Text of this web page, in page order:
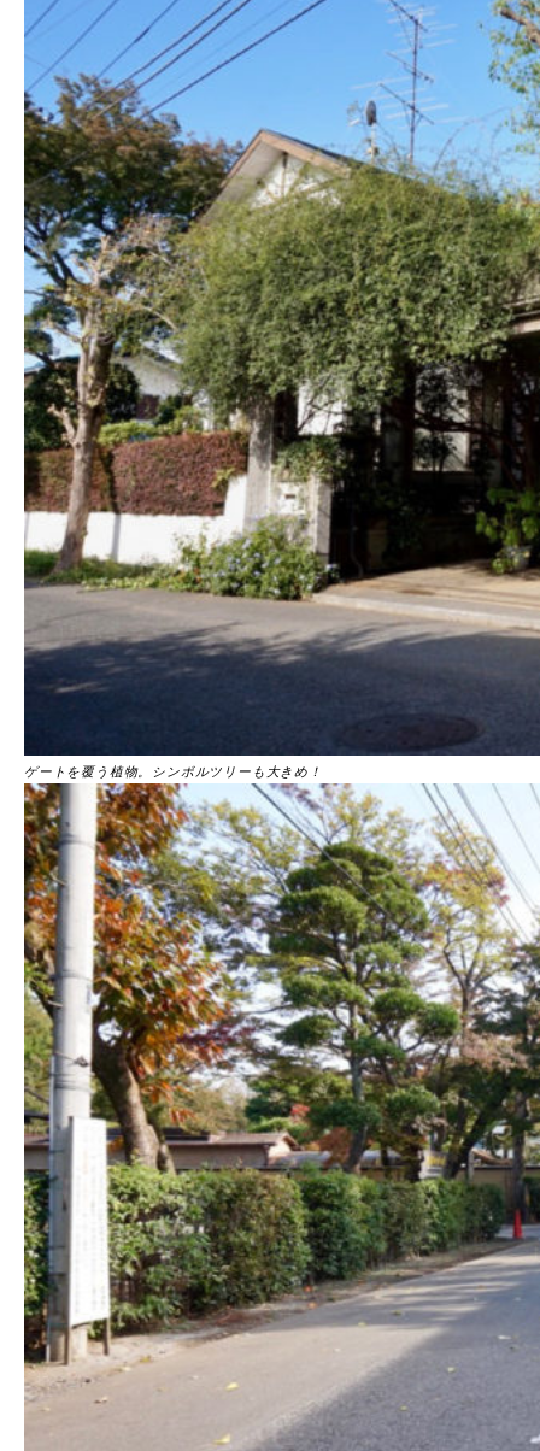
ゲートを覆う植物。シンボルツリーも大きめ！